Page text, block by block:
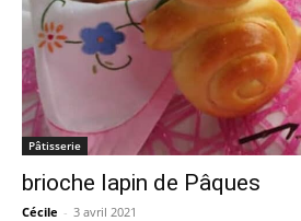
Pâtisserie
brioche lapin de Pâques
Cécile - 3 avril 2021